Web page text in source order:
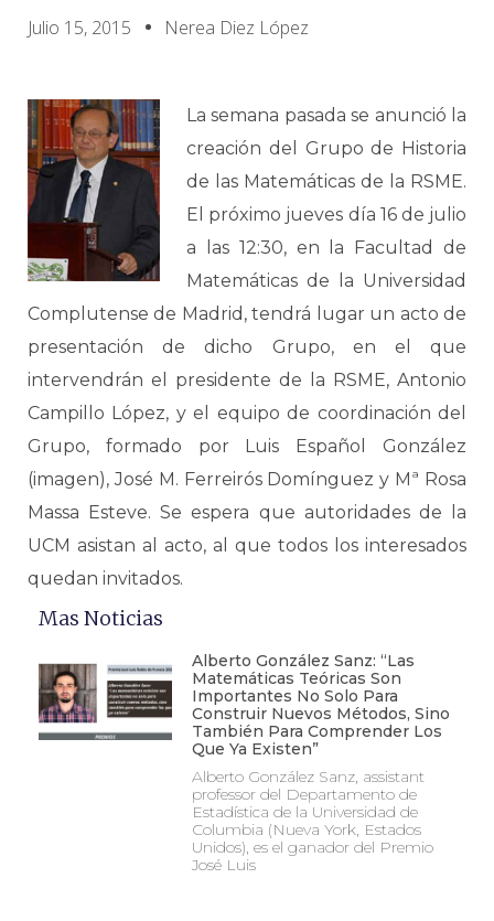
Julio 15, 2015 Nerea Diez López
La semana pasada se anunció la
creación del Grupo de Historia
de las Matemáticas de la RSME.
El próximo jueves día 16 de julio
a las 12:30, en la Facultad de
Matemáticas de la Universidad
Complutense de Madrid, tendrá lugar un acto de
presentación de dicho Grupo, en el que
intervendrán el presidente de la RSME, Antonio
Campillo López, y el equipo de coordinación del
Grupo, formado por Luis Español González
(imagen), José M. Ferreirós Domínguez y Mª Rosa
Massa Esteve. Se espera que autoridades de la
UCM asistan al acto, al que todos los interesados
quedan invitados.
Mas Noticias
Alberto González Sanz: “Las
Matemáticas Teóricas Son
Importantes No Solo Para
Construir Nuevos Métodos, Sino
También Para Comprender Los
Que Ya Existen”
Alberto González Sanz, assistant
professor del Departamento de
Estadística de la Universidad de
Columbia (Nueva York, Estados
Unidos), es el ganador del Premio
José Luis